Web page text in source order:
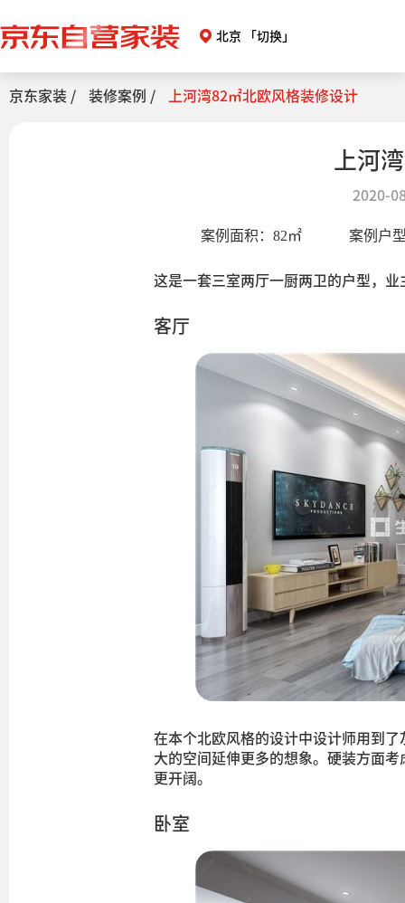
北京 「切换」
京东家装 / 装修案例 / 上河湾82㎡北欧风格装修设计
上河
2020-
案例面积： 82㎡ 案例户
这是一套三室两厅一厨两卫的户型，
客厅
在本个北欧风格的设计中设计师用到
大的空间延伸更多的想象。硬装方面
更开阔。
卧室